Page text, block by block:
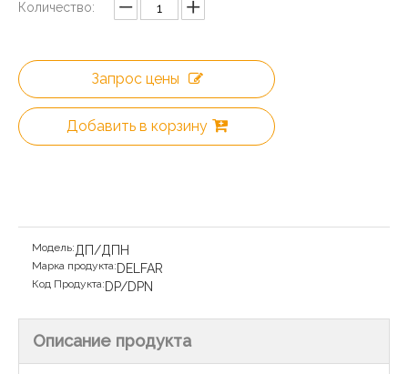
Количество:
Запрос цены
Добавить в корзину
Модель: ДП/ДПН
Марка продукта: DELFAR
Код Продукта: DP/DPN
Описание продукта